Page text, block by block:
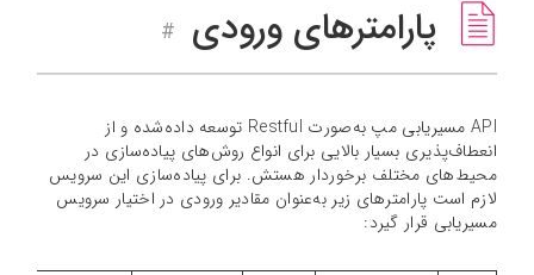
پارامترهای ورودی #
API مسیریابی مپ به‌صورت Restful توسعه داده‌شده و از
انعطاف‌پذیری بسیار بالایی برای انواع روش‌های پیاده‌سازی در
محیط‌های مختلف برخوردار هستش. برای پیاده‌سازی این سرویس
لازم است پارامترهای زیر به‌عنوان مقادیر ورودی در اختیار سرویس
مسیریابی قرار گیرد: